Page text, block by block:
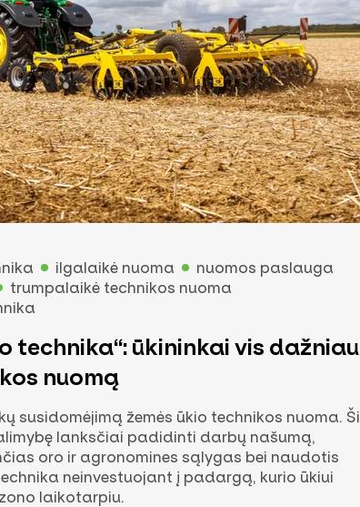
ilgalaikė nuoma
nuomos paslauga
trumpalaikė technikos nuoma
technika“: ūkininkai vis dažniau
nuomą
susidomėjimą žemės ūkio technikos nuoma. Ši
lanksčiai padidinti darbų našumą,
oro ir agronomines sąlygas bei naudotis
neinvestuojant į padargą, kurio ūkiui
laikotarpiu.